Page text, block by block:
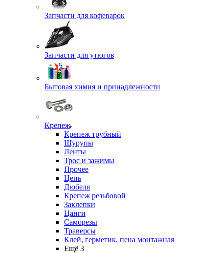
Запчасти для кофеварок
Запчасти для утюгов
Бытовая химия и принадлежности
Крепеж
Крепеж трубный
Шурупы
Ленты
Трос и зажимы
Прочее
Цепь
Дюбеля
Крепеж резьбовой
Заклепки
Цанги
Саморезы
Траверсы
Клей, герметик, пена монтажная
Ещё 3